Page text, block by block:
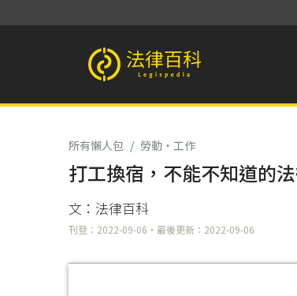
法律百科 Legispedia
所有懶人包 / 勞動‧工作
打工換宿，不能不知道的
文：法律百科
刊登：2022-09-06・最後更新：2022-09-06